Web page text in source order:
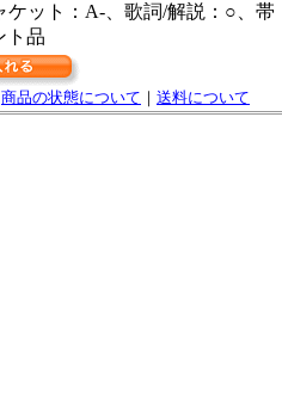
ケット：A-、歌詞/解説：○、帯
ト品
商品の状態について ｜ 送料について